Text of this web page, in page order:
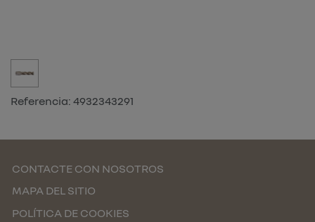
Referencia: 4932343291
CONTACTE CON NOSOTROS
MAPA DEL SITIO
POLÍTICA DE COOKIES